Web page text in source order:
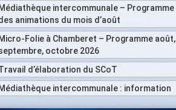
intercommunale – Programme
animations du mois d’août
Folie à Chamberet – Programme août,
octobre 2026
d’élaboration du SCoT
intercommunale : information